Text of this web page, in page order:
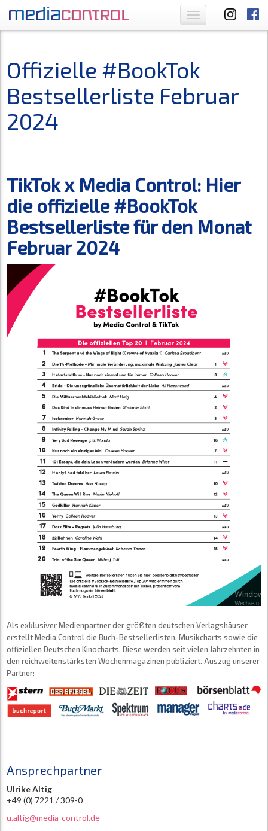
Toggle
navigation
Offizielle #BookTok
Bestsellerliste Februar
2024
TikTok x Media Control: Hier
die offizielle #BookTok
Bestsellerliste für den Monat
Februar 2024
Als exklusiver Medienpartner der größten deutschen Verlagshäuser
erstellt Media Control die Buch-Bestsellerlisten, Musikcharts sowie die
offiziellen Deutschen Kinocharts. Diese werden seit vielen Jahrzehnten in
den reichweitenstärksten Wochenmagazinen publiziert. Auszug unserer
Partner:
Ansprechpartner
Ulrike Altig
+49 (0) 7221 / 309-0
u.altig@media-control.de